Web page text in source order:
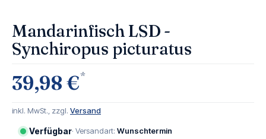
Mandarinfisch LSD -
Synchiropus picturatus
39,98 €*
inkl. MwSt., zzgl. Versand
Verfügbar· Versandart: Wunschtermin